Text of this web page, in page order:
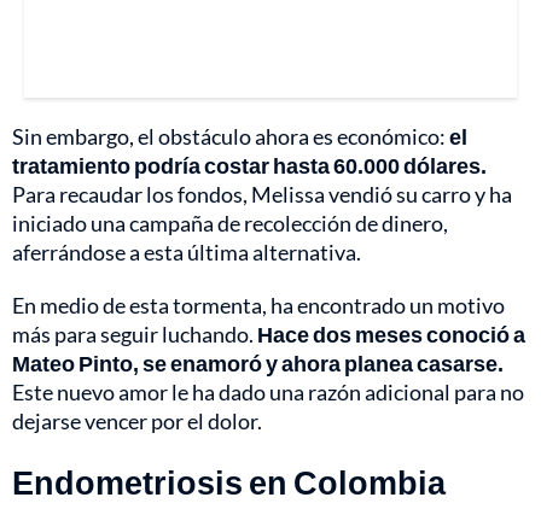
Sin embargo, el obstáculo ahora es económico:el
tratamiento podría costar hasta 60.000 dólares.
Para recaudar los fondos, Melissa vendió su carro y ha
iniciado una campaña de recolección de dinero,
aferrándose a esta última alternativa.
En medio de esta tormenta, ha encontrado un motivo
más para seguir luchando. Hace dos meses conoció a
Mateo Pinto, se enamoró y ahora planea casarse.
Este nuevo amor le ha dado una razón adicional para no
dejarse vencer por el dolor.
Endometriosis en Colombia